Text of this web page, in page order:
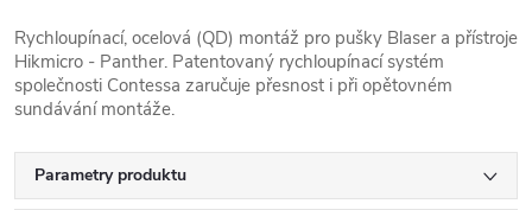
Rychloupínací, ocelová (QD) montáž pro pušky Blaser a přístroje
Hikmicro - Panther. Patentovaný rychloupínací systém
společnosti Contessa zaručuje přesnost i při opětovném
sundávání montáže.
Parametry produktu